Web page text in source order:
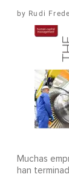
Rudi
Muchas
han